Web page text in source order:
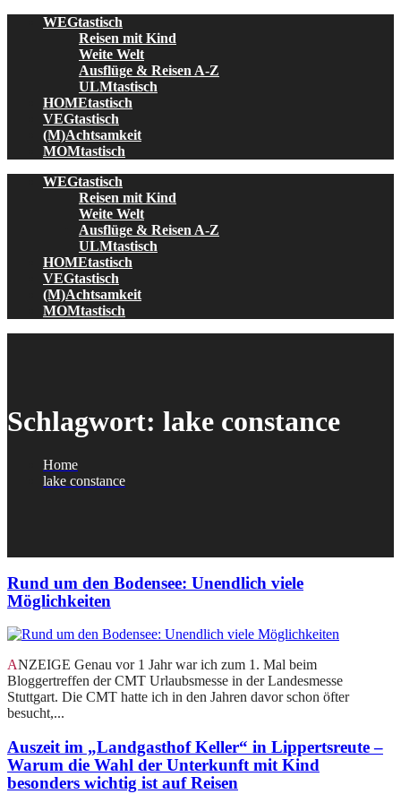
WEGtastisch
Reisen mit Kind
Weite Welt
Ausflüge & Reisen A-Z
ULMtastisch
HOMEtastisch
VEGtastisch
(M)Achtsamkeit
MOMtastisch
WEGtastisch
Reisen mit Kind
Weite Welt
Ausflüge & Reisen A-Z
ULMtastisch
HOMEtastisch
VEGtastisch
(M)Achtsamkeit
MOMtastisch
Schlagwort: lake constance
Home
lake constance
Rund um den Bodensee: Unendlich viele
Möglichkeiten
ANZEIGE Genau vor 1 Jahr war ich zum 1. Mal beim
Bloggertreffen der CMT Urlaubsmesse in der Landesmesse
Stuttgart. Die CMT hatte ich in den Jahren davor schon öfter
besucht,...
Auszeit im „Landgasthof Keller“ in Lippertsreute –
Warum die Wahl der Unterkunft mit Kind
besonders wichtig ist auf Reisen